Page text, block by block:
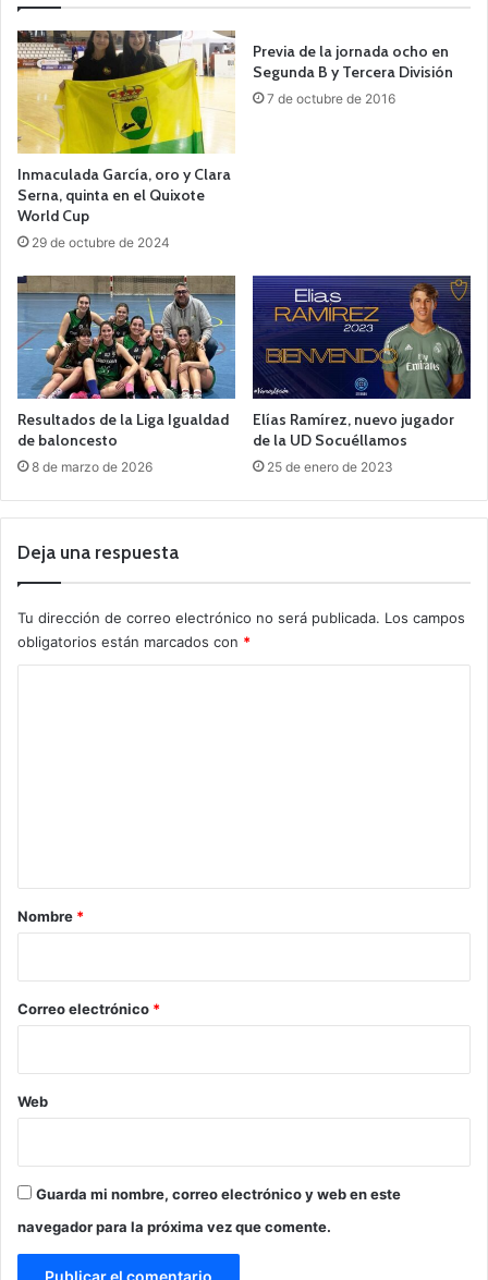
Inmaculada García, oro y Clara
Serna, quinta en el Quixote
World Cup
29 de octubre de 2024
Previa de la jornada ocho en
Segunda B y Tercera División
7 de octubre de 2016
Resultados de la Liga Igualdad
de baloncesto
8 de marzo de 2026
Elías Ramírez, nuevo jugador
de la UD Socuéllamos
25 de enero de 2023
Deja una respuesta
Tu dirección de correo electrónico no será publicada. Los campos
obligatorios están marcados con *
r
*
Nombre *
Correo electrónico *
Web
Guarda mi nombre, correo electrónico y web en este
navegador para la próxima vez que comente.